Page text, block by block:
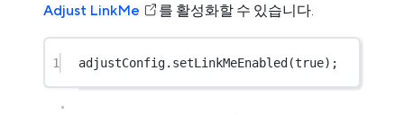
Adjust LinkMe
를 활성화할 수 있습니다.
1 adjustConfig. setLinkMeEnabled(true);